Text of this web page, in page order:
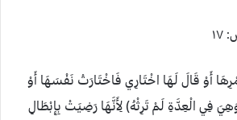
أَوْ قَالَ لَهَا اخْتَارِي فَاخْتَارَتْ نَفْسَهَا أَوْ
فِي الْعِدَّةِ لَمْ تَرِثْهُ) لِأَنَّهَا رَضِيَتْ بِإِبْطَالِ